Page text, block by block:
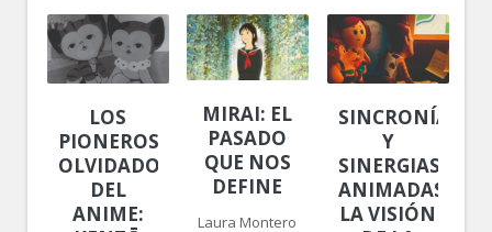
LOS
PIONEROS
OLVIDADOS
DEL
ANIME:
MIRAI: EL
PASADO
QUE NOS
DEFINE
Laura Montero
SINCRONÍAS
Y
SINERGIAS
ANIMADAS:
LA VISIÓN